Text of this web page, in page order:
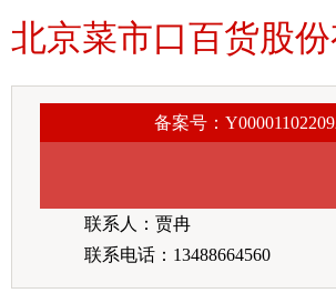
北京菜市口百货股份
备案号：
联系人：贾冉
联系电话：13488664560